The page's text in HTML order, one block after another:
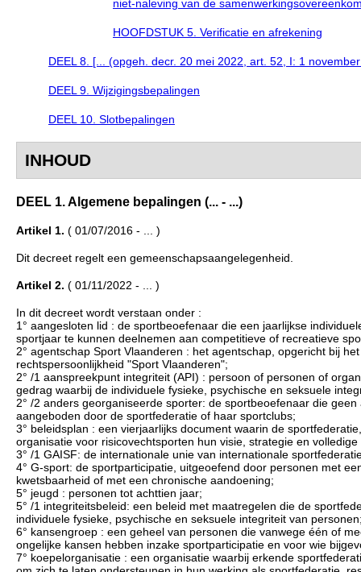
niet-naleving van de
HOOFDSTUK 5. Verificatie en afrekening
DEEL 8. [... (opgeh. decr. 20 mei 2022, art. 52, I: 1
DEEL 9. Wijzigingsbepalingen
DEEL 10. Slotbepalingen
INHOUD
DEEL 1. Algemene bepalingen (... - ...)
Artikel 1. ( 01/07/2016 - ... )
Dit decreet regelt een gemeenschapsaangelegenheid.
Artikel 2. ( 01/11/2022 - ... )
In dit decreet wordt verstaan onder :
1° aangesloten lid : de sportbeoefenaar die een jaarlijkse
sportjaar te kunnen deelnemen aan competitieve of recreatieve
2° agentschap Sport Vlaanderen : het agentschap, opgericht bij
rechtspersoonlijkheid "Sport Vlaanderen";
2° /1 aanspreekpunt integriteit (API) : persoon of personen of
gedrag waarbij de individuele fysieke, psychische en seksuele
2° /2 anders georganiseerde sporter: de sportbeoefenaar die
aangeboden door de sportfederatie of haar sportclubs;
3° beleidsplan : een vierjaarlijks document waarin de
organisatie voor risicovechtsporten hun visie, strategie en
3° /1 GAISF: de internationale unie van internationale
4° G-sport: de sportparticipatie, uitgeoefend door personen met
kwetsbaarheid of met een chronische aandoening;
5° jeugd : personen tot achttien jaar;
5° /1 integriteitsbeleid: een beleid met maatregelen die de
individuele fysieke, psychische en seksuele integriteit van
6° kansengroep : een geheel van personen die vanwege één of
ongelijke kansen hebben inzake sportparticipatie en voor wie
7° koepelorganisatie : een organisatie waarbij erkende